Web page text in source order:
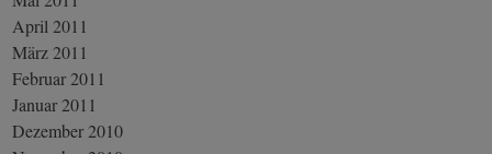
April 2011
März 2011
Februar 2011
Januar 2011
Dezember 2010